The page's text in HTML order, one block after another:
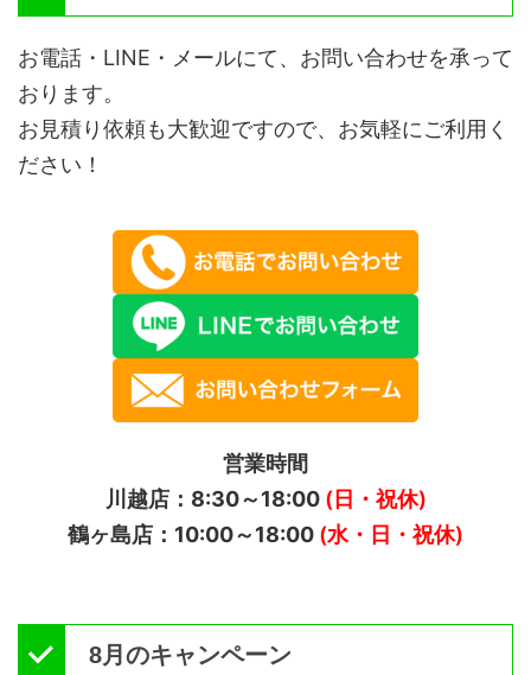
お電話・LINE・メールにて、お問い合わせを承って
おります。
お見積り依頼も大歓迎ですので、お気軽にご利用く
ださい！
営業時間
川越店：8:30～18:00(日・祝休)
鶴ヶ島店：10:00～18:00 (水・日・祝休)
8月のキャンペーン